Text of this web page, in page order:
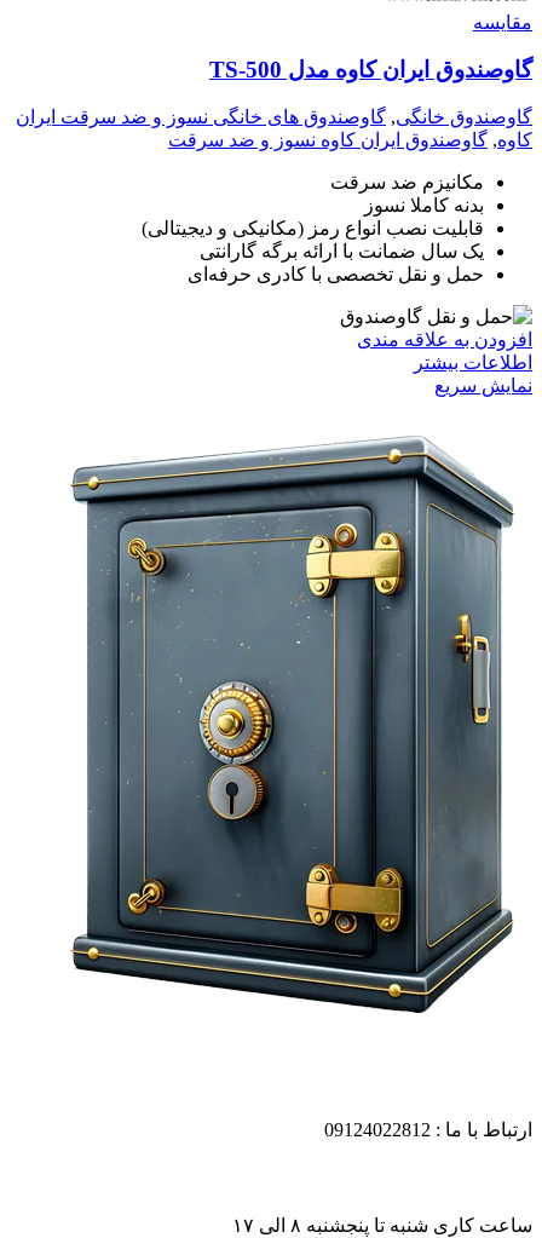
مقايسه
گاوصندوق ایران کاوه مدل TS-500
گاوصندوق خانگی, گاوصندوق های خانگی نسوز و ضد سرقت ایران
کاوه, گاوصندوق ایران کاوه نسوز و ضد سرقت
مکانیزم ضد سرقت
بدنه کاملا نسوز
قابلیت نصب انواع رمز (مکانیکی و دیجیتالی)
یک سال ضمانت با ارائه برگه گارانتی
حمل و نقل تخصصی با کادری حرفه‌ای
افزودن به علاقه مندی
اطلاعات بیشتر
نمایش سریع
ارتباط با ما : 09124022812
ساعت کاری شنبه تا پنجشنبه ۸ الی ۱۷